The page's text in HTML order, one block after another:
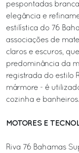
pespontadas
elegância e
estilística do 76
associações de
claros e escuros,
predominância da
registrada do estilo
mármore - é
cozinha e banheiros.
MOTORES E
Riva 76 Bahamas